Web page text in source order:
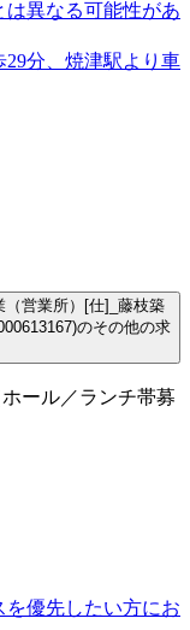
異なる可能性があ
分、焼津駅より車
（営業所）[仕]_藤枝築
のその他の求
ール／ランチ帯募
を優先したい方にお